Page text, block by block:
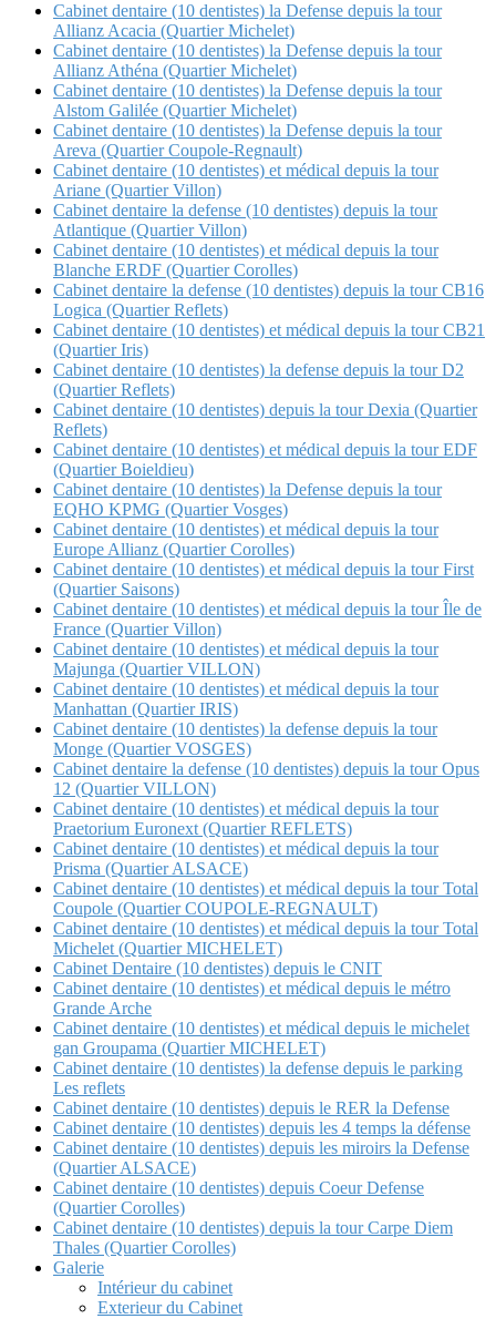
Cabinet dentaire (10 dentistes) la Defense depuis la tour
Allianz Acacia (Quartier Michelet)
Cabinet dentaire (10 dentistes) la Defense depuis la tour
Allianz Athéna (Quartier Michelet)
Cabinet dentaire (10 dentistes) la Defense depuis la tour
Alstom Galilée (Quartier Michelet)
Cabinet dentaire (10 dentistes) la Defense depuis la tour
Areva (Quartier Coupole-Regnault)
Cabinet dentaire (10 dentistes) et médical depuis la tour
Ariane (Quartier Villon)
Cabinet dentaire la defense (10 dentistes) depuis la tour
Atlantique (Quartier Villon)
Cabinet dentaire (10 dentistes) et médical depuis la tour
Blanche ERDF (Quartier Corolles)
Cabinet dentaire la defense (10 dentistes) depuis la tour CB16
Logica (Quartier Reflets)
Cabinet dentaire (10 dentistes) et médical depuis la tour CB21
(Quartier Iris)
Cabinet dentaire (10 dentistes) la defense depuis la tour D2
(Quartier Reflets)
Cabinet dentaire (10 dentistes) depuis la tour Dexia (Quartier
Reflets)
Cabinet dentaire (10 dentistes) et médical depuis la tour EDF
(Quartier Boieldieu)
Cabinet dentaire (10 dentistes) la Defense depuis la tour
EQHO KPMG (Quartier Vosges)
Cabinet dentaire (10 dentistes) et médical depuis la tour
Europe Allianz (Quartier Corolles)
Cabinet dentaire (10 dentistes) et médical depuis la tour First
(Quartier Saisons)
Cabinet dentaire (10 dentistes) et médical depuis la tour Île de
France (Quartier Villon)
Cabinet dentaire (10 dentistes) et médical depuis la tour
Majunga (Quartier VILLON)
Cabinet dentaire (10 dentistes) et médical depuis la tour
Manhattan (Quartier IRIS)
Cabinet dentaire (10 dentistes) la defense depuis la tour
Monge (Quartier VOSGES)
Cabinet dentaire la defense (10 dentistes) depuis la tour Opus
12 (Quartier VILLON)
Cabinet dentaire (10 dentistes) et médical depuis la tour
Praetorium Euronext (Quartier REFLETS)
Cabinet dentaire (10 dentistes) et médical depuis la tour
Prisma (Quartier ALSACE)
Cabinet dentaire (10 dentistes) et médical depuis la tour Total
Coupole (Quartier COUPOLE-REGNAULT)
Cabinet dentaire (10 dentistes) et médical depuis la tour Total
Michelet (Quartier MICHELET)
Cabinet Dentaire (10 dentistes) depuis le CNIT
Cabinet dentaire (10 dentistes) et médical depuis le métro
Grande Arche
Cabinet dentaire (10 dentistes) et médical depuis le michelet
gan Groupama (Quartier MICHELET)
Cabinet dentaire (10 dentistes) la defense depuis le parking
Les reflets
Cabinet dentaire (10 dentistes) depuis le RER la Defense
Cabinet dentaire (10 dentistes) depuis les 4 temps la défense
Cabinet dentaire (10 dentistes) depuis les miroirs la Defense
(Quartier ALSACE)
Cabinet dentaire (10 dentistes) depuis Coeur Defense
(Quartier Corolles)
Cabinet dentaire (10 dentistes) depuis la tour Carpe Diem
Thales (Quartier Corolles)
Galerie
Intérieur du cabinet
Exterieur du Cabinet